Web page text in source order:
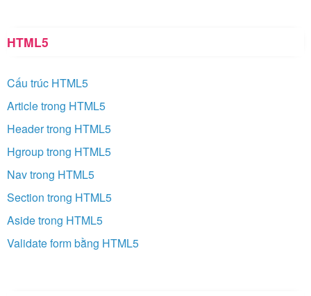
HTML5
Cấu trúc HTML5
Article trong HTML5
Header trong HTML5
Hgroup trong HTML5
Nav trong HTML5
Section trong HTML5
Aside trong HTML5
Validate form bằng HTML5